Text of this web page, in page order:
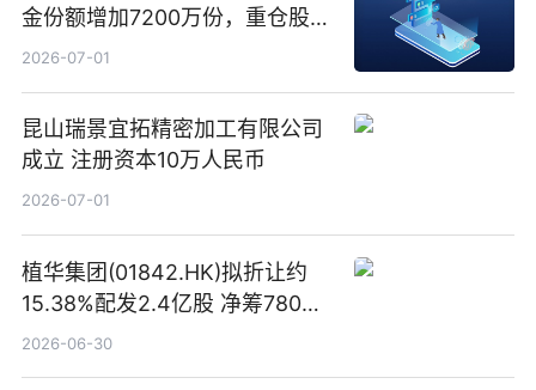
金份额增加7200万份，重仓股新
易盛、中际旭创、立讯精密
2026-07-01
昆山瑞景宜拓精密加工有限公司
成立 注册资本10万人民币
2026-07-01
植华集团(01842.HK)拟折让约
15.38%配发2.4亿股 净筹780万
港元
2026-06-30